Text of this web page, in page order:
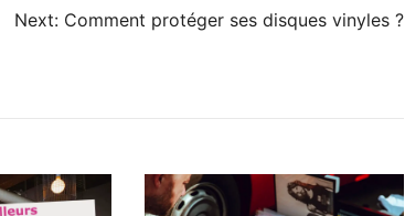
Next: Comment protéger ses disques vinyles ?